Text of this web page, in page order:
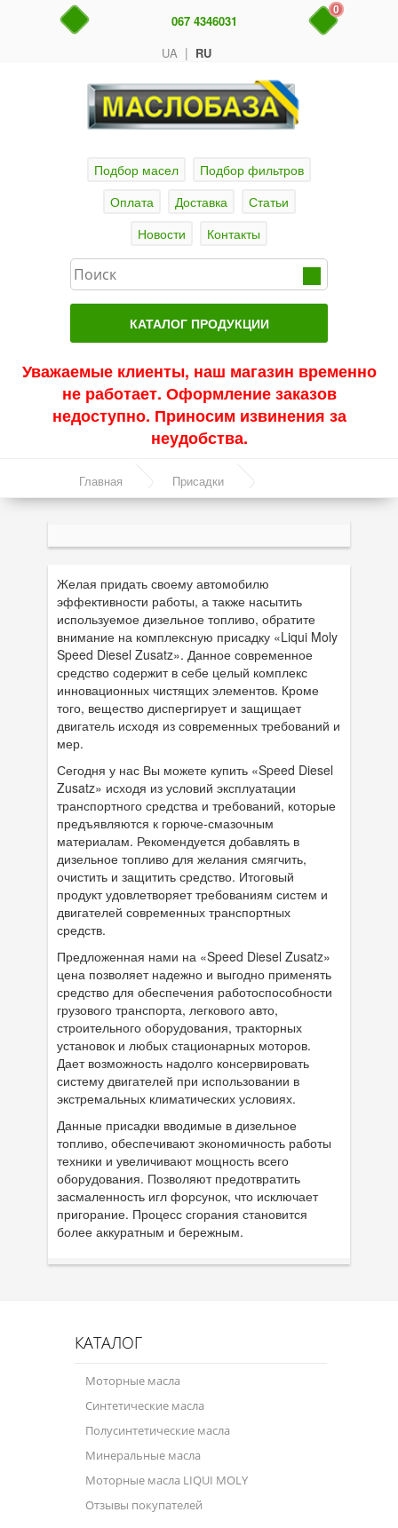
UA | RU
067 4346031
0
Подбор масел
Подбор фильтров
Оплата
Доставка
Статьи
Новости
Контакты
КАТАЛОГ ПРОДУКЦИИ
Актуальные продукты
Акции
Синтетические масла
Масло с молибденом
Линейка масел Molygen
Линейка масел Top Tec
Линейка масел Special Tec
Присадки
Присадки в масло
Присадки в системы охлаждения
Присадки в топливо
Автокосметика
Сервисные продукты
Оборудование
Клеи и герметики
Профи-серия
Уход за кондиционером
Смазки
Специальные программы
Велосипедная программа
Технологические жидкости
Зимняя программа
Уважаемые клиенты, наш магазин временно
не работает. Оформление заказов
недоступно. Приносим извинения за
неудобства.
Главная Присадки
Speed Diesel Zusatz 1л.
Желая придать своему автомобилю
эффективности работы, а также насытить
используемое дизельное топливо, обратите
внимание на комплексную присадку «Liqui Moly
Speed Diesel Zusatz». Данное современное
средство содержит в себе целый комплекс
инновационных чистящих элементов. Кроме
того, вещество диспергирует и защищает
двигатель исходя из современных требований и
мер.
Сегодня у нас Вы можете купить «Speed Diesel
Zusatz» исходя из условий эксплуатации
транспортного средства и требований, которые
предъявляются к горюче-смазочным
материалам. Рекомендуется добавлять в
дизельное топливо для желания смягчить,
очистить и защитить средство. Итоговый
продукт удовлетворяет требованиям систем и
двигателей современных транспортных
средств.
Предложенная нами на «Speed Diesel Zusatz»
цена позволяет надежно и выгодно применять
средство для обеспечения работоспособности
грузового транспорта, легкового авто,
строительного оборудования, тракторных
установок и любых стационарных моторов.
Дает возможность надолго консервировать
систему двигателей при использовании в
экстремальных климатических условиях.
Данные присадки вводимые в дизельное
топливо, обеспечивают экономичность работы
техники и увеличивают мощность всего
оборудования. Позволяют предотвратить
засмаленность игл форсунок, что исключает
пригорание. Процесс сгорания становится
более аккуратным и бережным.
КАТАЛОГ
Моторные масла
Синтетические масла
Полусинтетические масла
Минеральные масла
Моторные масла LIQUI MOLY
Отзывы покупателей